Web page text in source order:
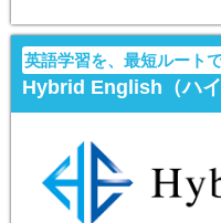
英語学習を、最短ルートで
Hybrid English（ハイ